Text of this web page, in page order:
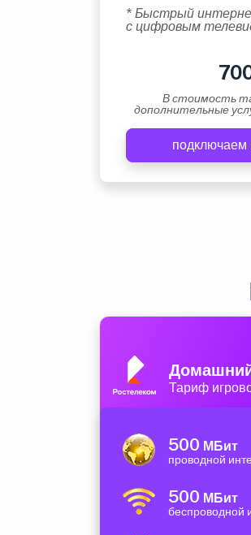
* Быстрый
с цифровым
В стоимость
дополнительные
подключаем
Тариф
500 МБит
проводной
500 МБит
беспроводной